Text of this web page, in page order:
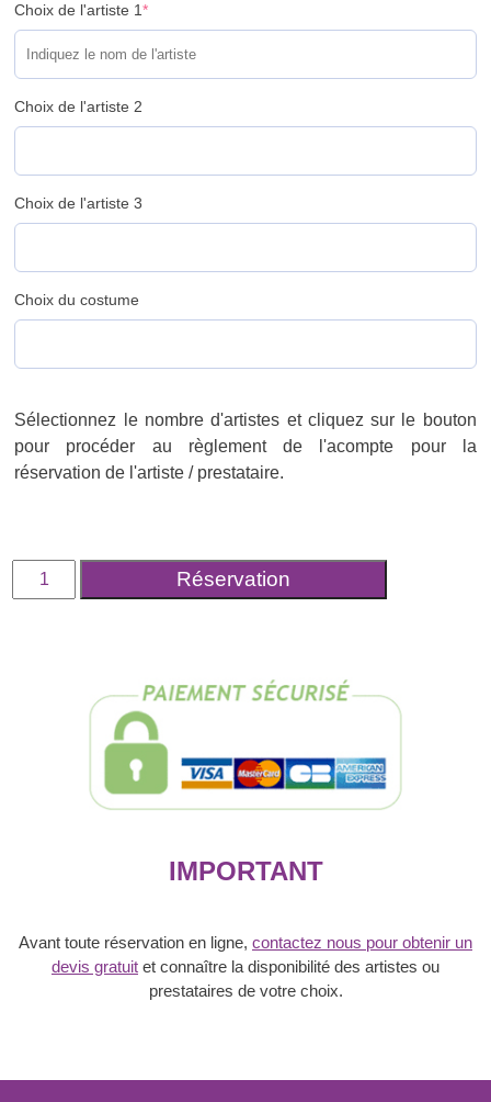
Choix de l'artiste 1*
Choix de l'artiste 2
Choix de l'artiste 3
Choix du costume
Sélectionnez le nombre d'artistes et cliquez sur le bouton
pour procéder au règlement de l'acompte pour la
réservation de l'artiste / prestataire.
quantité
Réservation
IMPORTANT
Avant toute réservation en ligne, contactez nous pour obtenir un
devis gratuit et connaître la disponibilité des artistes ou
prestataires de votre choix.